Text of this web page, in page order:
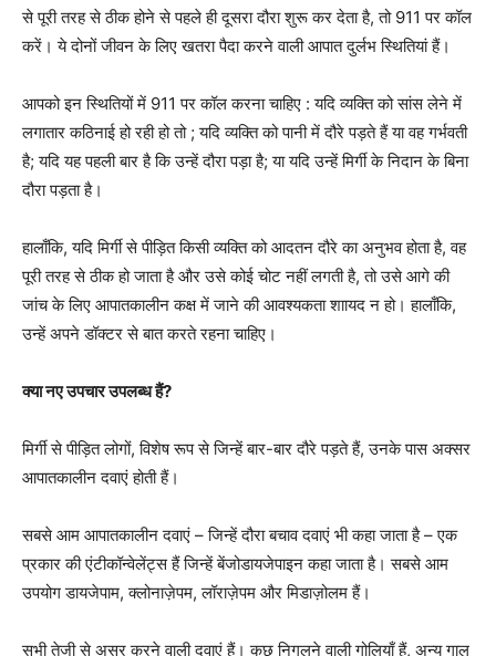
से पूरी तरह से ठीक होने से पहले ही दूसरा दौरा शुरू कर देता है, तो 911 पर कॉल
करें। ये दोनों जीवन के लिए खतरा पैदा करने वाली आपात दुर्लभ स्थितियां हैं।
आपको इन स्थितियों में 911 पर कॉल करना चाहिए : यदि व्यक्ति को सांस लेने में
लगातार कठिनाई हो रही हो तो ; यदि व्यक्ति को पानी में दौरे पड़ते हैं या वह गर्भवती
है; यदि यह पहली बार है कि उन्हें दौरा पड़ा है; या यदि उन्हें मिर्गी के निदान के बिना
दौरा पड़ता है।
हालाँकि, यदि मिर्गी से पीड़ित किसी व्यक्ति को आदतन दौरे का अनुभव होता है, वह
पूरी तरह से ठीक हो जाता है और उसे कोई चोट नहीं लगती है, तो उसे आगे की
जांच के लिए आपातकालीन कक्ष में जाने की आवश्यकता शाायद न हो। हालाँकि,
उन्हें अपने डॉक्टर से बात करते रहना चाहिए।
क्या नए उपचार उपलब्ध हैं?
मिर्गी से पीड़ित लोगों, विशेष रूप से जिन्हें बार-बार दौरे पड़ते हैं, उनके पास अक्सर
आपातकालीन दवाएं होती हैं।
सबसे आम आपातकालीन दवाएं – जिन्हें दौरा बचाव दवाएं भी कहा जाता है – एक
प्रकार की एंटीकॉन्वेलेंट्स हैं जिन्हें बेंजोडायजेपाइन कहा जाता है। सबसे आम
उपयोग डायजेपाम, क्लोनाज़ेपम, लॉराज़ेपम और मिडाज़ोलम हैं।
सभी तेजी से असर करने वाली दवाएं हैं। कुछ निगलने वाली गोलियाँ हैं, अन्य गाल